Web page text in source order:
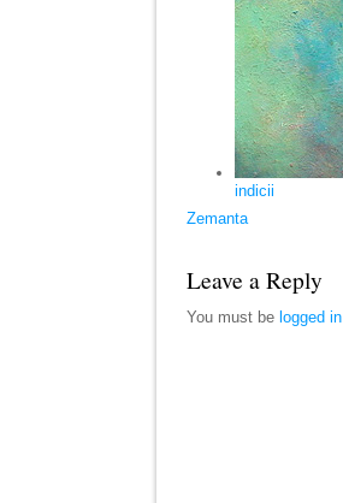
indicii
Zemanta
Leave a Reply
You must be logged in